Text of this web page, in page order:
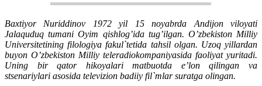
Baxtiyor Nuriddinov 1972 yil 15 noyabrda Andijon viloyati
Jalaquduq tumani Oyim qishlog’ida tug’ilgan. O’zbekiston Milliy
Universitetining filologiya fakul`tetida tahsil olgan. Uzoq yillardan
buyon O’zbekiston Milliy teleradiokompaniyasida faoliyat yuritadi.
Uning bir qator hikoyalari matbuotda e’lon qilingan va
stsenariylari asosida televizion badiiy fil`mlar suratga olingan.